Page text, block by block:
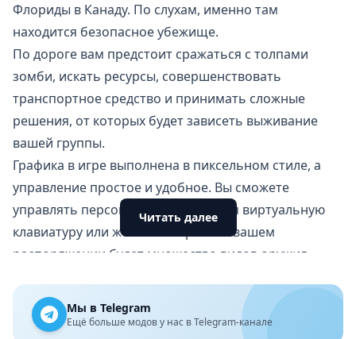
Флориды в Канаду. По слухам, именно там
находится безопасное убежище.
По дороге вам предстоит сражаться с толпами
зомби, искать ресурсы, совершенствовать
транспортное средство и принимать сложные
решения, от которых будет зависеть выживание
вашей группы.
Графика в игре выполнена в пиксельном стиле, а
управление простое и удобное. Вы сможете
управлять персонажами, используя виртуальную
клавиатуру или жесты на экране. В вашем
распоряжении будет множество видов оружия,
автоматами и гранатами. Кроме того, вы сможете
создать своих уникальных персонажей и настроить
Читать далее
Мы в Telegram
Ещё больше модов у нас в Telegram-канале